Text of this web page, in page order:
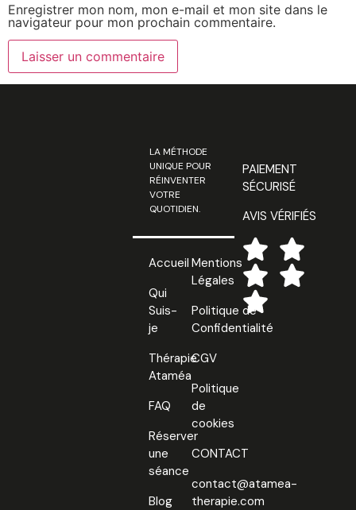
Enregistrer mon nom, mon e-mail et mon site dans le
navigateur pour mon prochain commentaire.
LA MÉTHODE
UNIQUE POUR
RÉINVENTER
VOTRE
QUOTIDIEN.
Accueil
Qui
Suis-
je
Thérapie
Ataméa
FAQ
Réserver
une
séance
Blog
Mentions
Légales
Politique de
Confidentialité
CGV
Politique
de
cookies
CONTACT
contact@atamea-
therapie.com
PAIEMENT
SÉCURISÉ
AVIS VÉRIFIÉS